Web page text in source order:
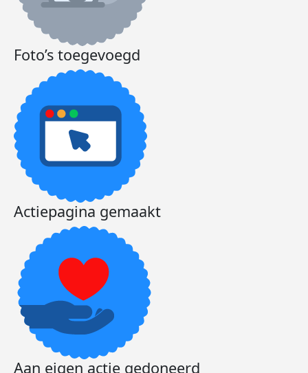
Foto’s toegevoegd
Actiepagina gemaakt
Aan eigen actie gedoneerd